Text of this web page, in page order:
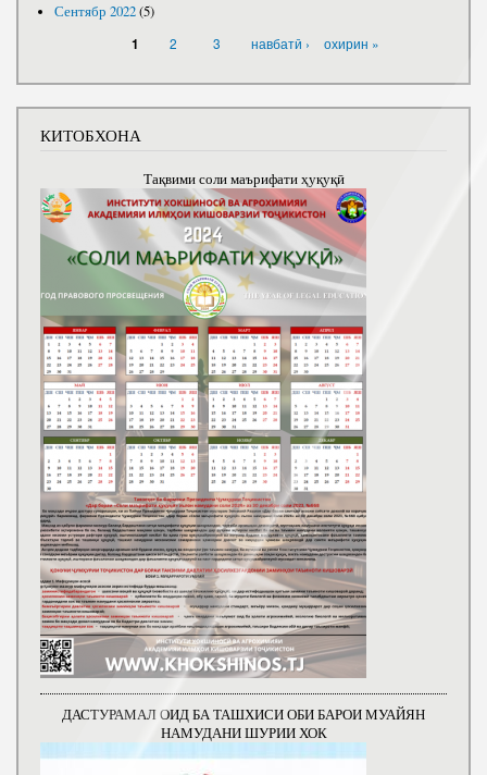
Сентябр 2022(5)
1 2 3 навбатӣ › охирин »
КИТОБХОНА
Тақвими соли маърифати ҳуқуқӣ
ДАСТУРАМАЛ ОИД БА ТАШХИСИ ОБИ БАРОИ МУАЙЯН
НАМУДАНИ ШУРИИ ХОК